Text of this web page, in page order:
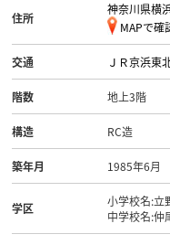
住所
神奈川県横
MAPで確
交通 ＪＲ京浜東
階数 地上3階
構造 RC造
築年月 1985年6月
学区
小学校名:立
中学校名:仲